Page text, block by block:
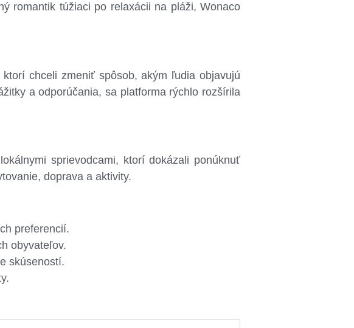
romantik túžiaci po relaxácii na pláži, Wonaco
chceli zmeniť spôsob, akým ľudia objavujú
a odporúčania, sa platforma rýchlo rozšírila
sprievodcami, ktorí dokázali ponúknuť
doprava a aktivity.
preferencií.
obyvateľov.
skúseností.